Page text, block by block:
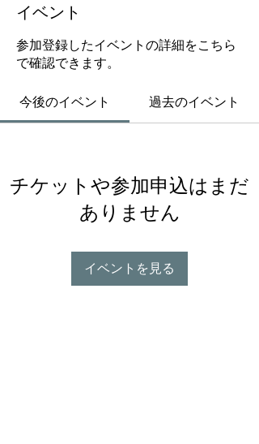
イベント
参加登録したイベントの詳細をこちら
で確認できます。
今後のイベント 過去のイベント
チケットや参加申込はまだ
ありません
イベントを見る